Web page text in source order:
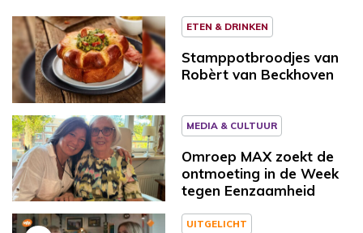
ETEN & DRINKEN
Stamppotbroodjes van
Robèrt van Beckhoven
MEDIA & CULTUUR
Omroep MAX zoekt de
ontmoeting in de Week
tegen Eenzaamheid
UITGELICHT